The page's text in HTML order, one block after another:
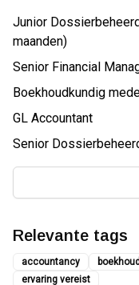
Junior
maanden)
Senior Financial
Boekhoudkundig
GL Accountant
Senior
Relevante tags
accountancy
ervaring vereist